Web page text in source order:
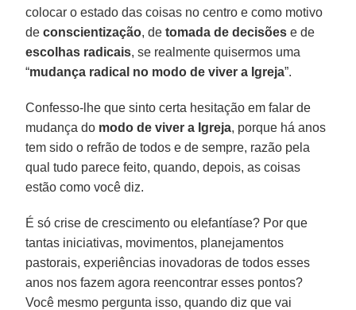
colocar o estado das coisas no centro e como motivo
deconscientização, detomada de decisões e de
escolhas radicais, se realmente quisermos uma
“mudança radical no modo de viver a Igreja”.
Confesso-lhe que sinto certa hesitação em falar de
mudança do modo de viver a Igreja, porque há anos
tem sido o refrão de todos e de sempre, razão pela
qual tudo parece feito, quando, depois, as coisas
estão como você diz.
É só crise de crescimento ou elefantíase? Por que
tantas iniciativas, movimentos, planejamentos
pastorais, experiências inovadoras de todos esses
anos nos fazem agora reencontrar esses pontos?
Você mesmo pergunta isso, quando diz que vai